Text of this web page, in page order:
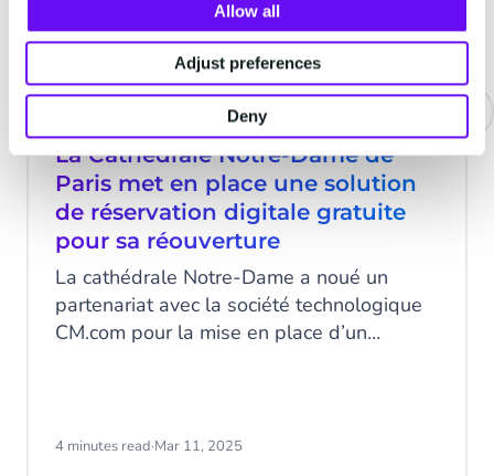
Allow all
Adjust preferences
Deny
La Cathédrale Notre-Dame de
Paris met en place une solution
de réservation digitale gratuite
pour sa réouverture
La cathédrale Notre-Dame a noué un
partenariat avec la société technologique
CM.com pour la mise en place d’un
4 minutes read·Mar 11, 2025